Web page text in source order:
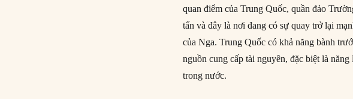
quan điểm của Trung Quốc, quần đảo
tấn và đây là nơi đang có sự quay trở lại
của Nga. Trung Quốc có khả năng bành
nguồn cung cấp tài nguyên, đặc biệt là
trong nước.